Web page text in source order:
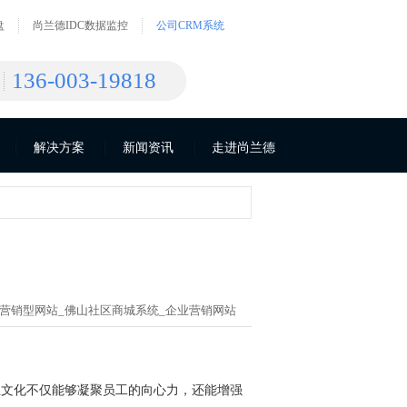
尚兰德IDC数据监控 公司CRM系统
136-003-19818
解决方案 新闻资讯 走进尚兰德
销型网站_ 佛山社区商城系统_ 企业营销网站
化不仅能够凝聚员工的向心力，还能增强